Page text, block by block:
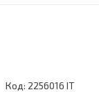
Код: 2256016 IT